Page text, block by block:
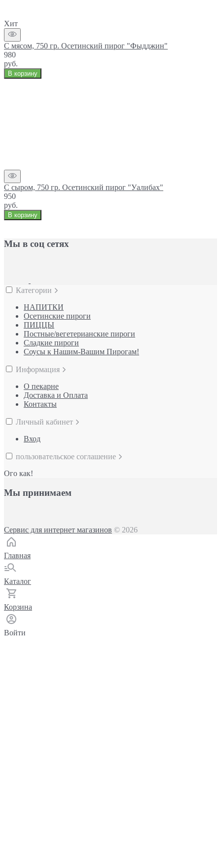
Хит
С мясом, 750 гр. Осетинский пирог "Фыдджин"
980
руб.
В корзину
С сыром, 750 гр. Осетинский пирог "Уалибах"
950
руб.
В корзину
Мы в соц сетях
Категории
НАПИТКИ
Осетинские пироги
ПИЦЦЫ
Постные/вегетерианские пироги
Сладкие пироги
Соусы к Нашим-Вашим Пирогам!
Информация
О пекарне
Доставка и Оплата
Контакты
Личный кабинет
Вход
пользовательское соглашение
Ого как!
Мы принимаем
Сервис для интернет магазинов © 2026
Главная
Каталог
Корзина
Войти